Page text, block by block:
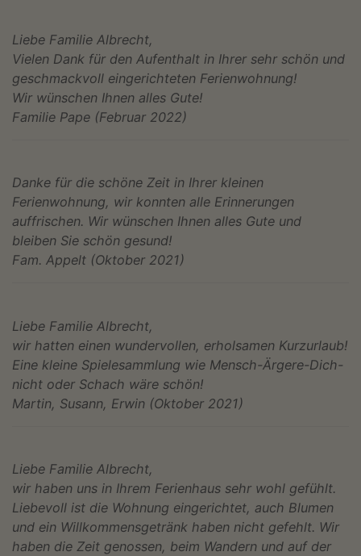
Liebe Familie Albrecht,
Vielen Dank für den Aufenthalt in Ihrer sehr schön und
geschmackvoll eingerichteten Ferienwohnung!
Wir wünschen Ihnen alles Gute!
Familie Pape (Februar 2022)
Danke für die schöne Zeit in Ihrer kleinen
Ferienwohnung, wir konnten alle Erinnerungen
auffrischen. Wir wünschen Ihnen alles Gute und
bleiben Sie schön gesund!
Fam. Appelt (Oktober 2021)
Liebe Familie Albrecht,
wir hatten einen wundervollen, erholsamen Kurzurlaub!
Eine kleine Spielesammlung wie Mensch-Ärgere-Dich-
nicht oder Schach wäre schön!
Martin, Susann, Erwin (Oktober 2021)
Liebe Familie Albrecht,
wir haben uns in Ihrem Ferienhaus sehr wohl gefühlt.
Liebevoll ist die Wohnung eingerichtet, auch Blumen
und ein Willkommensgetränk haben nicht gefehlt. Wir
haben die Zeit genossen, beim Wandern und auf der